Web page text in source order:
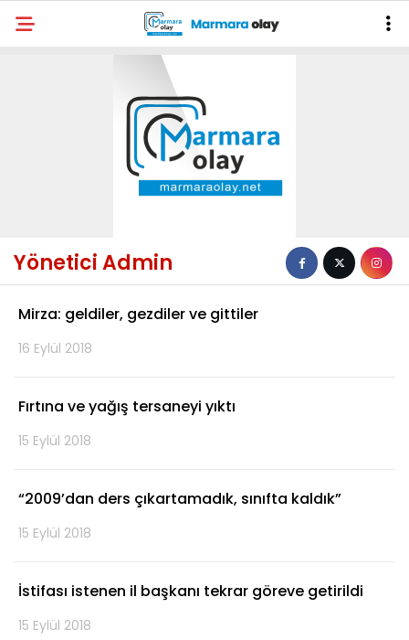
Yönetici Admin
Mirza: geldiler, gezdiler ve gittiler
16 Eylül 2018
Fırtına ve yağış tersaneyi yıktı
15 Eylül 2018
“2009’dan ders çıkartamadık, sınıfta kaldık”
15 Eylül 2018
İstifası istenen il başkanı tekrar göreve getirildi
15 Eylül 2018